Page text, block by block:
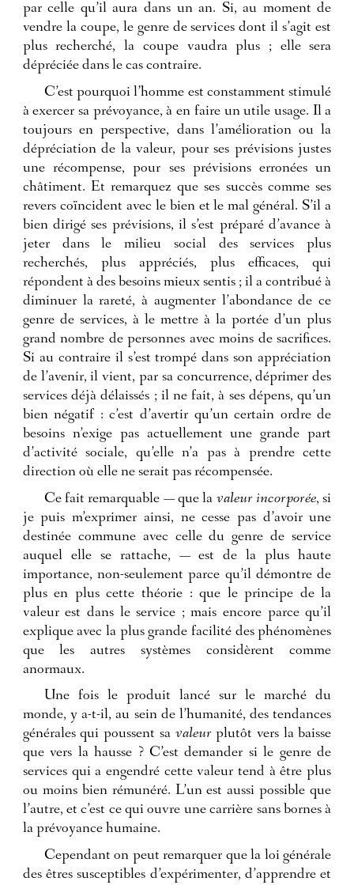
par celle qu’il aura dans un an. Si, au moment de
vendre la coupe, le genre de services dont il s’agit est
plus recherché, la coupe vaudra plus ; elle sera
dépréciée dans le cas contraire.
C’est pourquoi l’homme est constamment stimulé
à exercer sa prévoyance, à en faire un utile usage. Il a
toujours en perspective, dans l’amélioration ou la
dépréciation de la valeur, pour ses prévisions justes
une récompense, pour ses prévisions erronées un
châtiment. Et remarquez que ses succès comme ses
revers coïncident avec le bien et le mal général. S’il a
bien dirigé ses prévisions, il s’est préparé d’avance à
jeter dans le milieu social des services plus
recherchés, plus appréciés, plus efficaces, qui
répondent à des besoins mieux sentis ; il a contribué à
diminuer la rareté, à augmenter l’abondance de ce
genre de services, à le mettre à la portée d’un plus
grand nombre de personnes avec moins de sacrifices.
Si au contraire il s’est trompé dans son appréciation
de l’avenir, il vient, par sa concurrence, déprimer des
services déjà délaissés ; il ne fait, à ses dépens, qu’un
bien négatif : c’est d’avertir qu’un certain ordre de
besoins n’exige pas actuellement une grande part
d’activité sociale, qu’elle n’a pas à prendre cette
direction où elle ne serait pas récompensée.
Ce fait remarquable — que la valeur incorporée, si
je puis m’exprimer ainsi, ne cesse pas d’avoir une
destinée commune avec celle du genre de service
auquel elle se rattache, — est de la plus haute
importance, non-seulement parce qu’il démontre de
plus en plus cette théorie : que le principe de la
valeur est dans le service ; mais encore parce qu’il
explique avec la plus grande facilité des phénomènes
que les autres systèmes considèrent comme
anormaux.
Une fois le produit lancé sur le marché du
monde, y a-t-il, au sein de l’humanité, des tendances
générales qui poussent sa valeurplutôt vers la baisse
que vers la hausse ? C’est demander si le genre de
services qui a engendré cette valeur tend à être plus
ou moins bien rémunéré. L’un est aussi possible que
l’autre, et c’est ce qui ouvre une carrière sans bornes à
la prévoyance humaine.
Cependant on peut remarquer que la loi générale
des êtres susceptibles d’expérimenter, d’apprendre et